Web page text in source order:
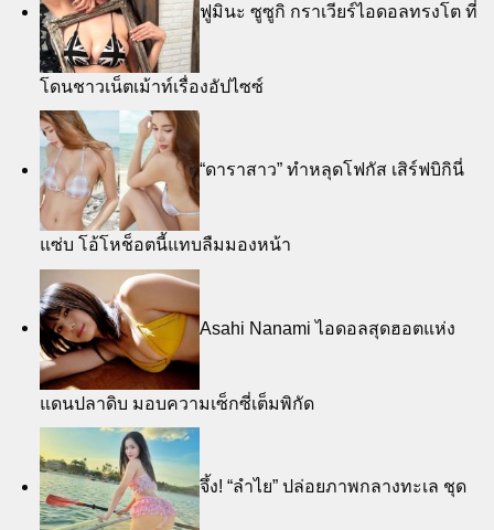
ฟูมินะ ซูซูกิ กราเวียร์ไอดอลทรงโต ที่
โดนชาวเน็ตเม้าท์เรื่องอัปไซซ์
“ดาราสาว” ทำหลุดโฟกัส เสิร์ฟบิกินี่
แซ่บ โอ้โหช็อตนี้แทบลืมมองหน้า
Asahi Nanami ไอดอลสุดฮอตแห่ง
แดนปลาดิบ มอบความเซ็กซี่เต็มพิกัด
จึ้ง! “ลำไย” ปล่อยภาพกลางทะเล ชุด